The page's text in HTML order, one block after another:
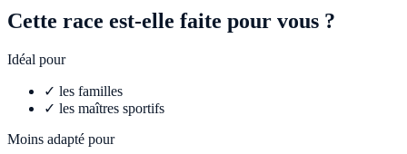
Cette race est-elle faite pour vous ?
Idéal pour
✓ les familles
✓ les maîtres sportifs
Moins adapté pour